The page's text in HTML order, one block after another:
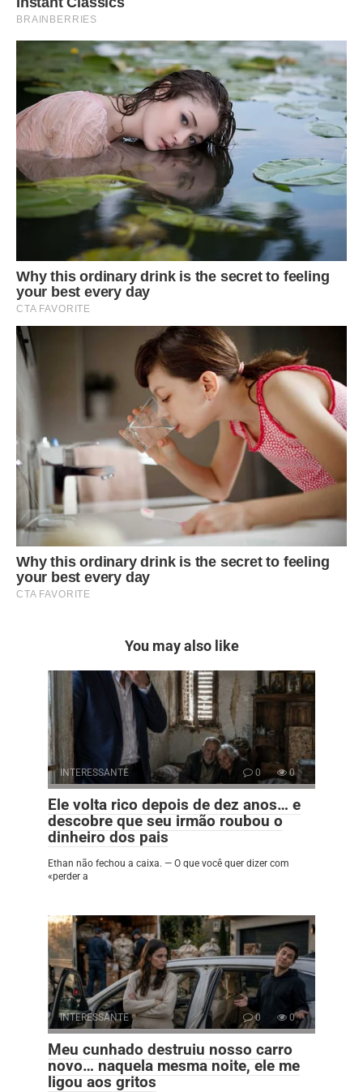
You may also like
INTERESSANTE 0 0
Ele volta rico depois de dez anos… e
descobre que seu irmão roubou o
dinheiro dos pais
Ethan não fechou a caixa. — O que você quer dizer com
«perder a
INTERESSANTE 0 0
Meu cunhado destruiu nosso carro
novo… naquela mesma noite, ele me
ligou aos gritos